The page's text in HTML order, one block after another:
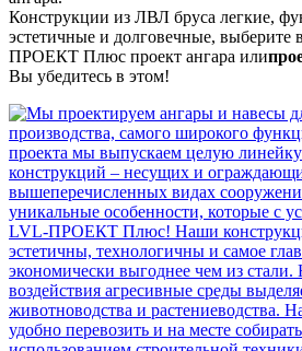
Конструкции из ЛВЛ бруса легкие,
эстетичные и долговечные,
ПРОЕКТ Плюс проект ангара или
Вы убедитесь в этом!